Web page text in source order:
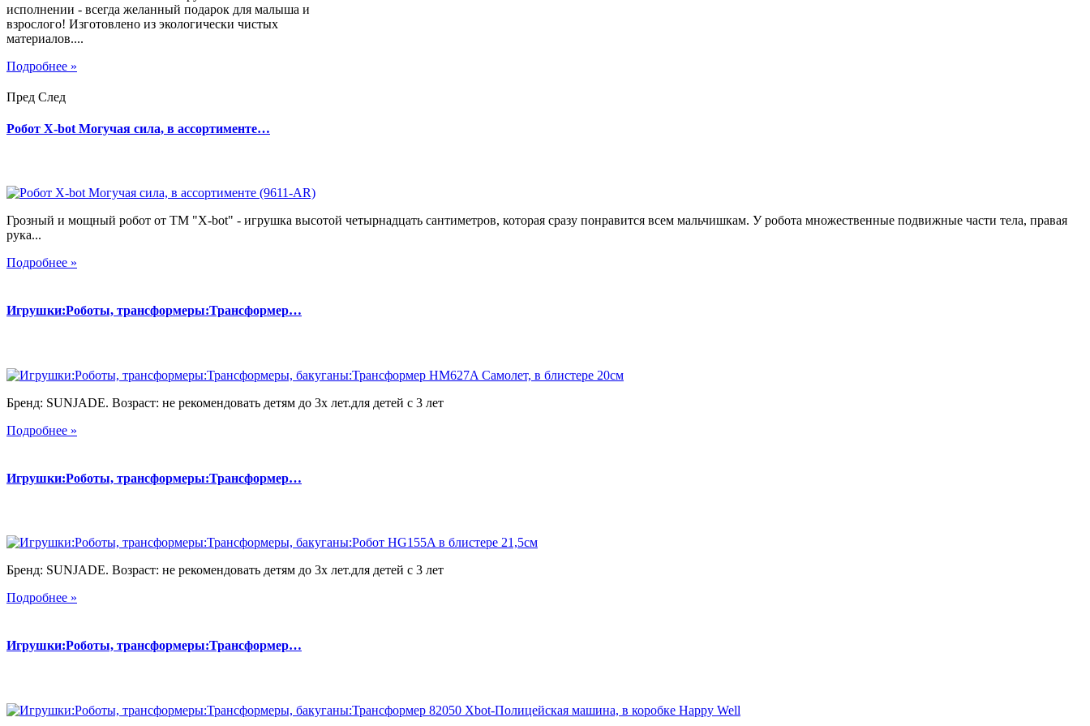
исполнении - всегда желанный подарок для малыша и
взрослого! Изготовлено из экологически чистых
материалов....
Подробнее »
Пред След
Робот X-bot Могучая сила, в ассортименте…
Грозный и мощный робот от ТМ "X-bot" - игрушка высотой четырнадцать сантиметров, которая сразу понравится всем мальчишкам. У робота множественные подвижные части тела, правая
рука...
Подробнее »
Игрушки:Роботы, трансформеры:Трансформер…
Бренд: SUNJADE. Возраст: не рекомендовать детям до 3х лет.для детей с 3 лет
Подробнее »
Игрушки:Роботы, трансформеры:Трансформер…
Бренд: SUNJADE. Возраст: не рекомендовать детям до 3х лет.для детей с 3 лет
Подробнее »
Игрушки:Роботы, трансформеры:Трансформер…